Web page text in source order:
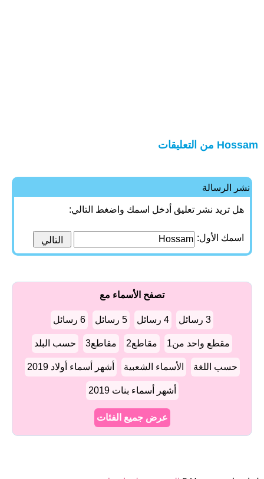
Hossam من التعليقات
نشر الرسالة
هل تريد نشر تعليق أدخل اسمك واضغط التالي:
اسمك الأول:
تصفح الأسماء مع
3 رسائل 4 رسائل 5 رسائل 6 رسائل
مقطع واحد من1 مقاطع2 مقاطع3 حسب البلد
حسب اللغة الأسماء الشعبية أشهر أسماء أولاد 2019
أشهر أسماء بنات 2019
عرض جميع الفئات